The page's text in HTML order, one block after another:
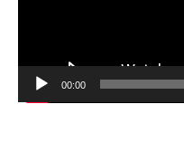
00:00